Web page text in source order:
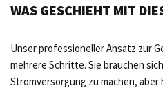
WAS GESCHIEHT MIT
Unser professioneller Ansatz zur
mehrere Schritte. Sie brauchen
Stromversorgung zu machen,